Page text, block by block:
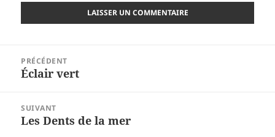
l’article
PRÉCÉDENT
Article
Éclair vert
SUIVANT
Article
Les Dents de la mer